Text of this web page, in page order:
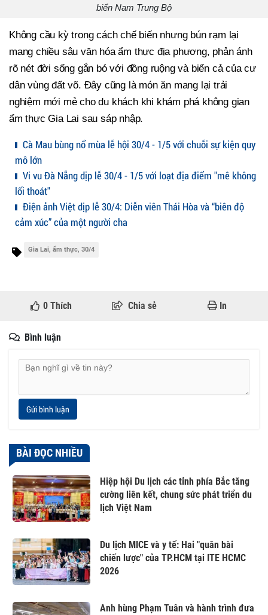
biển Nam Trung Bộ
Không cầu kỳ trong cách chế biến nhưng bún rạm lại
mang chiều sâu văn hóa ẩm thực địa phương, phản ánh
rõ nét đời sống gắn bó với đồng ruộng và biển cả của cư
dân vùng đất võ. Đây cũng là món ăn mang lại trải
nghiệm mới mẻ cho du khách khi khám phá không gian
ẩm thực Gia Lai sau sáp nhập.
Cà Mau bùng nổ mùa lễ hội 30/4 - 1/5 với chuỗi sự kiện quy
mô lớn
Vi vu Đà Nẵng dịp lễ 30/4 - 1/5 với loạt địa điểm "mê không
lối thoát"
Điện ảnh Việt dịp lễ 30/4: Diễn viên Thái Hòa và “biên độ
cảm xúc” của một người cha
Gia Lai, ẩm thực, 30/4
0Thích Chia sẻ In
Bình luận
Gửi bình luận
BÀI ĐỌC NHIỀU
Hiệp hội Du lịch các tỉnh phía Bắc tăng
cường liên kết, chung sức phát triển du
lịch Việt Nam
Du lịch MICE và y tế: Hai "quân bài
chiến lược" của TP.HCM tại ITE HCMC
2026
Anh hùng Phạm Tuân và hành trình đưa